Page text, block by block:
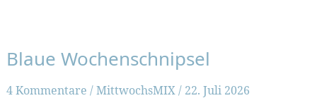
Blaue Wochenschnipsel
4 Kommentare /MittwochsMIX/ 22. Juli 2026